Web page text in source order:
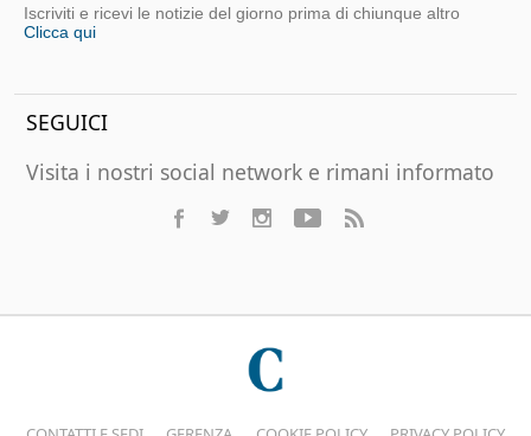
Iscriviti e ricevi le notizie del giorno prima di chiunque altro
Clicca qui
SEGUICI
Visita i nostri social network e rimani informato